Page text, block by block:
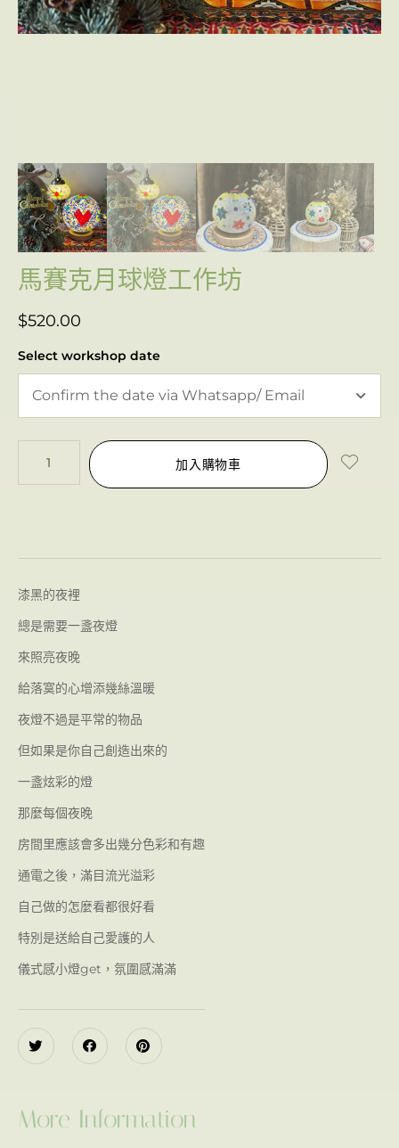
馬賽克月球燈工作坊
$520.00
Select workshop date
加入購物車
漆黑的夜裡
總是需要一盞夜燈
來照亮夜晚
給落寞的心增添幾絲溫暖
夜燈不過是平常的物品
但如果是你自己創造出來的
一盞炫彩的燈
那麼每個夜晚
房間里應該會多出幾分色彩和有趣
通電之後，滿目流光溢彩
自己做的怎麼看都很好看
特別是送給自己愛護的人
儀式感小燈get ，氛圍感滿滿
More Information